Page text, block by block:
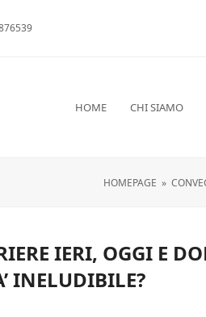
HOME CHI SIAMO
HOMEPAGE »
IERI, OGGI E
INELUDIBILE?